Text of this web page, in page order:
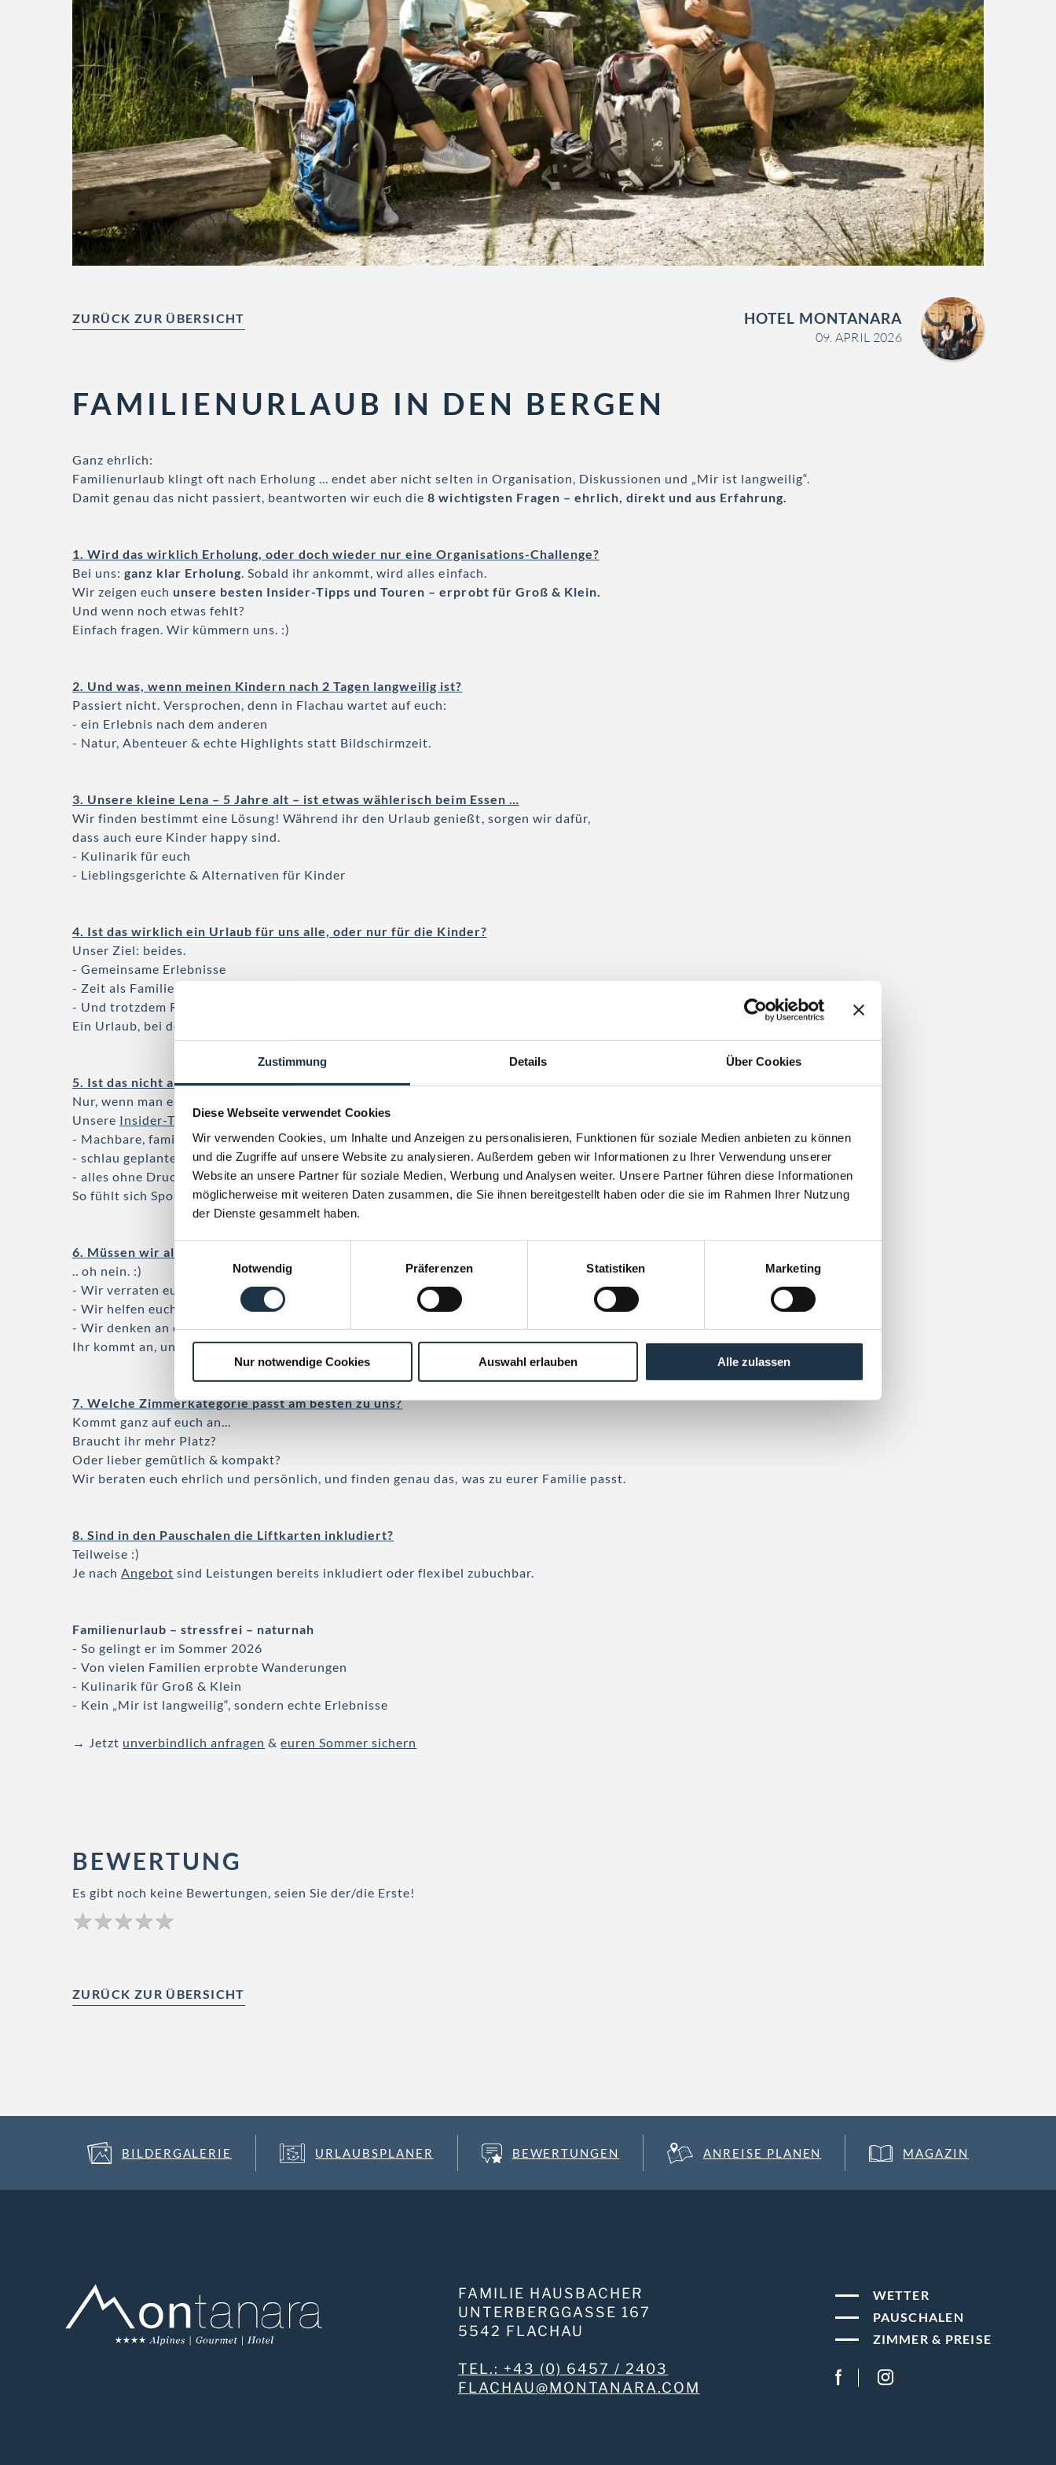
Zustimmung Details Über Cookies
Diese Webseite verwendet Cookies
Wir verwenden Cookies, um Inhalte und Anzeigen zu personalisieren, Funktionen für soziale Medien anbieten zu können
und die Zugriffe auf unsere Website zu analysieren. Außerdem geben wir Informationen zu Ihrer Verwendung unserer
Website an unsere Partner für soziale Medien, Werbung und Analysen weiter. Unsere Partner führen diese Informationen
möglicherweise mit weiteren Daten zusammen, die Sie ihnen bereitgestellt haben oder die sie im Rahmen Ihrer Nutzung
der Dienste gesammelt haben.
w
i
l
g
u
n
g
s
s
a
Notwendig Präferenzen Statistiken Marketing
Nur notwendige Cookies Auswahl erlauben Alle zulassen
ZURÜCK ZUR ÜBERSICHT HOTEL MONTANARA
09. APRIL 2026
FAMILIENURLAUB IN DEN BERGEN
Ganz ehrlich:
Familienurlaub klingt oft nach Erholung ... endet aber nicht selten in Organisation, Diskussionen und „Mir ist langweilig“.
Damit genau das nicht passiert, beantworten wir euch die8 wichtigsten Fragen – ehrlich, direkt und aus Erfahrung.
1. Wird das wirklich Erholung, oder doch wieder nur eine Organisations-Challenge?
Bei uns:ganz klar Erholung. Sobald ihr ankommt, wird alles einfach.
Wir zeigen euch unsere besten Insider-Tipps und Touren – erprobt für Groß & Klein.
Und wenn noch etwas fehlt?
Einfach fragen. Wir kümmern uns. :)
2. Und was, wenn meinen Kindern nach 2 Tagen langweilig ist?
Passiert nicht. Versprochen, denn in Flachau wartet auf euch:
- ein Erlebnis nach dem anderen
- Natur, Abenteuer & echte Highlights statt Bildschirmzeit.
3. Unsere kleine Lena – 5 Jahre alt – istetwas wählerisch beim Essen …
Wir finden bestimmt eine Lösung!Während ihr den Urlaub genießt, sorgen wir dafür,
dass auch eure Kinder happy sind.
- Kulinarik für euch
- Lieblingsgerichte & Alternativen für Kinder
4. Ist das wirklich ein Urlaub für uns alle, oder nur für die Kinder?
Unser Ziel: beides.
- Gemeinsame Erlebnisse
- Zeit als Familie
- Und trotzdem Raum für euch selbst
Ein Urlaub, bei dem sich wirklich alle wohlfühlen.
5. Ist das nicht alles viel zu anstrengend mit Kindern?
Nur, wenn man es falsch angeht. :)
Unsere Insider-Tippssind:
- Machbare, familienfreundliche Touren
- schlau geplante Pausen & Highlights
- alles ohne Druck angehen und richtig viel Spaß haben
So fühlt sich Sport plötzlich nach Urlaub an.
6. Müssen wir alles selbst planen und organisieren?
.. oh nein. :)
- Wir verraten euch gerne, was sich wirklich lohnt.
- Wir helfen euch direkt vor Ort.
- Wir denken an die Details.
Ihr kommt an, und könnt direkt losstarten. Wie klingt es?
7. Welche Zimmerkategorie passt am besten zu uns?
Kommt ganz auf euch an...
Braucht ihr mehr Platz?
Oder lieber gemütlich & kompakt?
Wir beraten euch ehrlich und persönlich, und finden genau das, was zu eurer Familie passt.
8. Sind in den Pauschalen die Liftkarten inkludiert?
Teilweise :)
Je nachAngebot sind Leistungen bereits inkludiert oder flexibel zubuchbar.
Familienurlaub – stressfrei – naturnah
- So gelingt er im Sommer 2026
- Von vielen Familien erprobte Wanderungen
- Kulinarik für Groß & Klein
- Kein „Mir ist langweilig“, sondern echte Erlebnisse
→ Jetzt unverbindlich anfragen &euren Sommer sichern
BEWERTUNG
Es gibt noch keine Bewertungen, seien Sie der/die Erste!
ZURÜCK ZUR ÜBERSICHT
BILDERGALERIE URLAUBSPLANER BEWERTUNGEN ANREISE PLANEN MAGAZIN
FAMILIE HAUSBACHER
UNTERBERGGASSE 167
5542 FLACHAU
TEL.: +43 (0) 6457 / 2403
MOC.ARANATNOM@UAHCALF
WETTER
PAUSCHALEN
ZIMMER & PREISE